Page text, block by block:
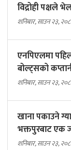
विद्रोही पक्षले
शनिबार, साउन २३,
एनपिएलमा
बोल्ट्सको
शनिबार, साउन २३,
खाना पकाउने
भक्तपुरबाट एक
शनिबार, साउन २३,